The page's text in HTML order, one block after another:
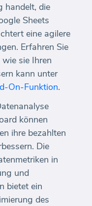
handelt, die
Sheets
eine agilere
Erfahren Sie
sie Ihren
kann unter
On-Funktion.
können
ihre bezahlten
Die
in
und
bietet ein
des